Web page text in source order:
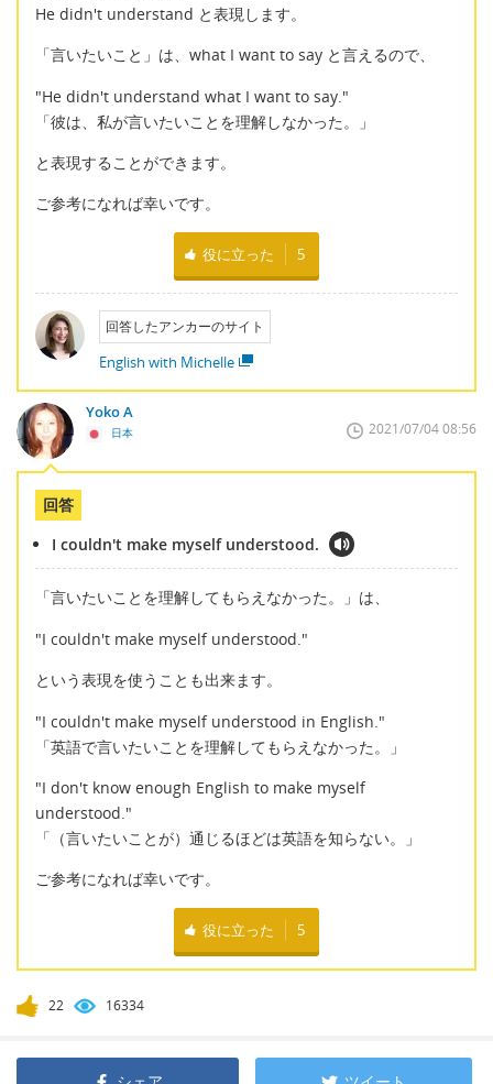
He didn't understand と表現します。
「言いたいこと」は、what I want to say と言えるので、
"He didn't understand what I want to say."
「彼は、私が言いたいことを理解しなかった。」
と表現することができます。
ご参考になれば幸いです。
役に立った 5
回答したアンカーのサイト
English with Michelle
Yoko A
日本 2021/07/04 08:56
回答
I couldn't make myself understood.
「言いたいことを理解してもらえなかった。」は、
"I couldn't make myself understood."
という表現を使うことも出来ます。
"I couldn't make myself understood in English."
「英語で言いたいことを理解してもらえなかった。」
"I don't know enough English to make myself
understood."
「（言いたいことが）通じるほどは英語を知らない。」
ご参考になれば幸いです。
役に立った 5
22 16334